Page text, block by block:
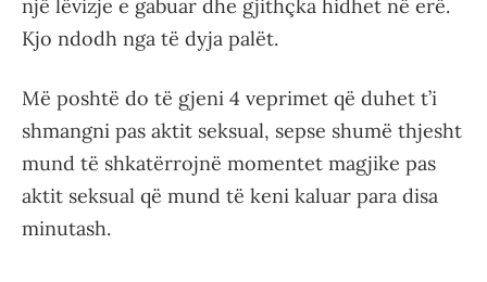
një lëvizje e gabuar dhe gjithçka hidhet në erë.
Kjo ndodh nga të dyja palët.
Më poshtë do të gjeni 4 veprimet që duhet t’i
shmangni pas aktit seksual, sepse shumë thjesht
mund të shkatërrojnë momentet magjike pas
aktit seksual që mund të keni kaluar para disa
minutash.